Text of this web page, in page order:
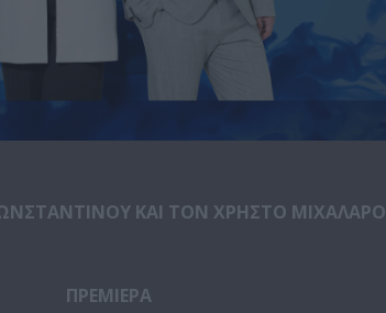
ΚΑΙ ΤΟΝ ΧΡΗΣΤΟ ΜΙΧΑΛΑΡΟ
ΠΡΕΜΙΕΡΑ